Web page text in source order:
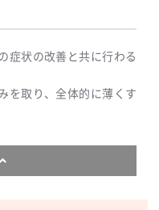
症状の改善と共に行わる
を取り、全体的に薄くす